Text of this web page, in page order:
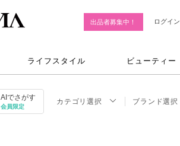
出品者募集中！ ログイン
ライフスタイル ビューティー
AIでさがす
会員限定
カテゴリ選択 ブランド選択